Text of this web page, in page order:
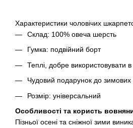
Характеристики чоловічих
Склад: 100% овеча шерсть
Гумка: подвійний борт
Теплі, добре використовувати
Чудовий подарунок до зимових
Розмір: універсальний
Особливості та користь
Пізньої осені та сніжної зими